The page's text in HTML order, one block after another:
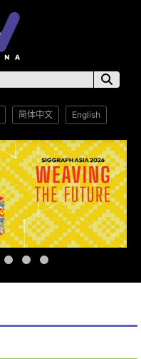
简体中文 English